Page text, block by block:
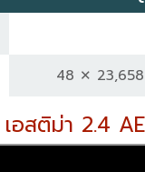
48 ✕ 23,658
อสติม่า 2.4